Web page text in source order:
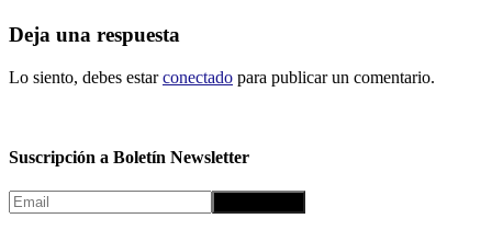
Deja una respuesta
Lo siento, debes estarconectado para publicar un comentario.
Suscripción a Boletín Newsletter